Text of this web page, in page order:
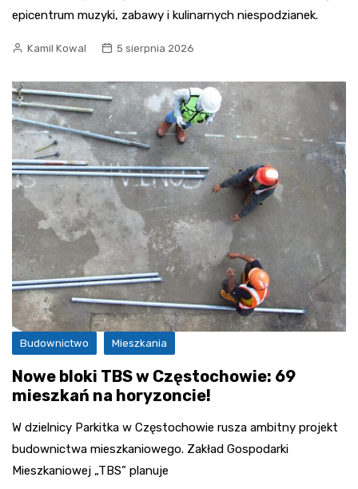
epicentrum muzyki, zabawy i kulinarnych niespodzianek.
Kamil Kowal 5 sierpnia 2026
Budownictwo Mieszkania
Nowe bloki TBS w Częstochowie: 69
mieszkań na horyzoncie!
W dzielnicy Parkitka w Częstochowie rusza ambitny projekt
budownictwa mieszkaniowego. Zakład Gospodarki
Mieszkaniowej „TBS” planuje